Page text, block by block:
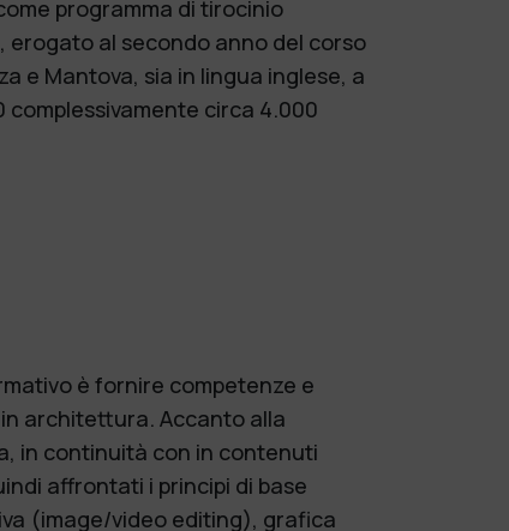
programma di tirocinio
al secondo anno del corso
e Mantova, sia in lingua inglese, a
complessivamente circa 4.000
è fornire competenze e
architettura. Accanto alla
in continuità con in contenuti
affrontati i principi di base
(image/video editing), grafica